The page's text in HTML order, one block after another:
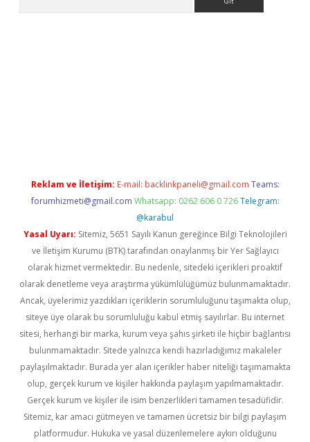
Reklam ve İletişim: E-mail: backlinkpaneli@gmail.com Teams:
forumhizmeti@gmail.com Whatsapp: 0262 606 0 726 Telegram:
@karabul
Yasal Uyarı: Sitemiz, 5651 Sayılı Kanun gereğince Bilgi Teknolojileri
ve İletişim Kurumu (BTK) tarafından onaylanmış bir Yer Sağlayıcı
olarak hizmet vermektedir. Bu nedenle, sitedeki içerikleri proaktif
olarak denetleme veya araştırma yükümlülüğümüz bulunmamaktadır.
Ancak, üyelerimiz yazdıkları içeriklerin sorumluluğunu taşımakta olup,
siteye üye olarak bu sorumluluğu kabul etmiş sayılırlar. Bu internet
sitesi, herhangi bir marka, kurum veya şahıs şirketi ile hiçbir bağlantısı
bulunmamaktadır. Sitede yalnızca kendi hazırladığımız makaleler
paylaşılmaktadır. Burada yer alan içerikler haber niteliği taşımamakta
olup, gerçek kurum ve kişiler hakkında paylaşım yapılmamaktadır.
Gerçek kurum ve kişiler ile isim benzerlikleri tamamen tesadüfidir.
Sitemiz, kar amacı gütmeyen ve tamamen ücretsiz bir bilgi paylaşım
platformudur. Hukuka ve yasal düzenlemelere aykırı olduğunu